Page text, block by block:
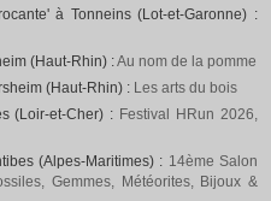
à Tonneins (Lot-et-Garonne) :
(Haut-Rhin) :Au nom de la pomme
(Haut-Rhin) : Les arts du bois
(Loir-et-Cher) : Festival HRun 2026,
(Alpes-Maritimes) : 14ème Salon
Gemmes, Météorites, Bijoux &